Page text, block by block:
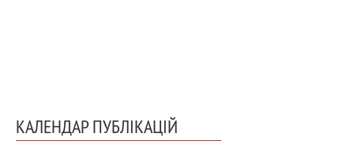
КАЛЕНДАР ПУБЛІКАЦІЙ